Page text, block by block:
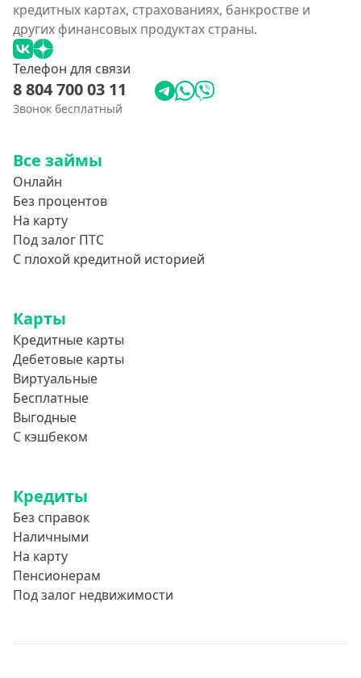
кредитных картах, страхованиях, банкростве и
других финансовых продуктах страны.
Телефон для связи
8 804 700 03 11
Звонок бесплатный
Все займы
Онлайн
Без процентов
На карту
Под залог ПТС
С плохой кредитной историей
Карты
Кредитные карты
Дебетовые карты
Виртуальные
Бесплатные
Выгодные
С кэшбеком
Кредиты
Без справок
Наличными
На карту
Пенсионерам
Под залог недвижимости